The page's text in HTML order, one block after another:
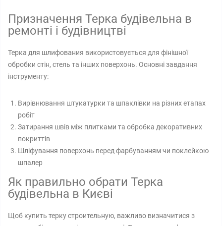
Призначення Терка будівельна в
ремонті і будівництві
Терка для шлифования використовується для фінішної
обробки стін, стель та інших поверхонь. Основні завдання
інструменту:
Вирівнювання штукатурки та шпаклівки на різних етапах
робіт
Затирання швів між плитками та обробка декоративних
покриттів
Шліфування поверхонь перед фарбуванням чи поклейкою
шпалер
Як правильно обрати Терка
будівельна в Києві
Щоб купить терку строительную, важливо визначитися з